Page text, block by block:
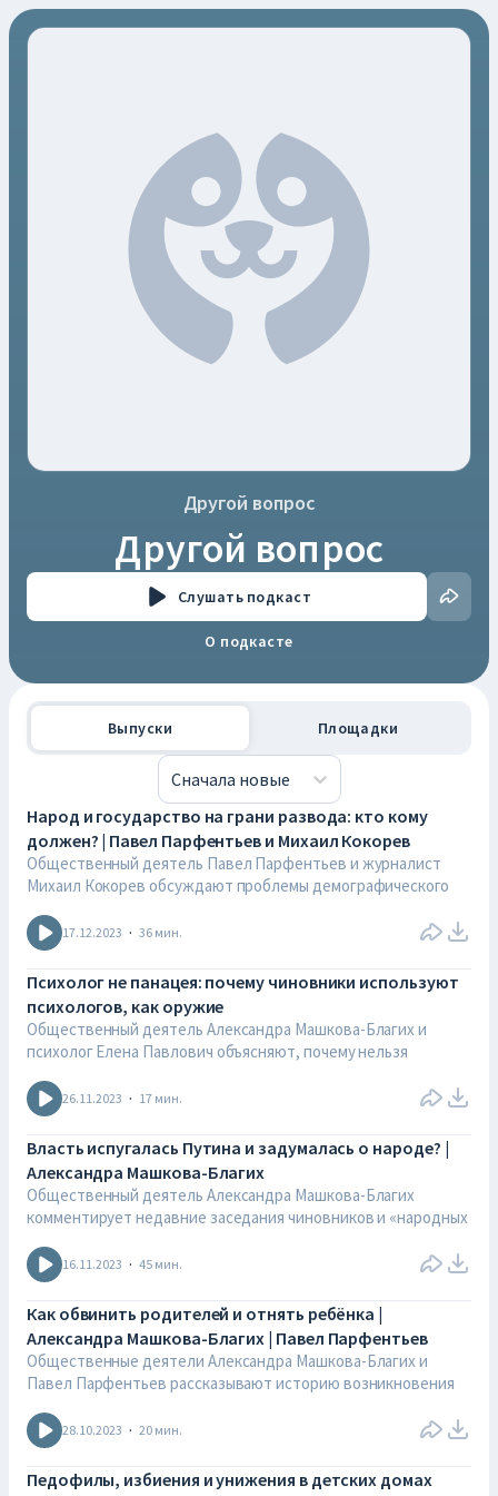
Другой вопрос
Другой вопрос
Слушать подкаст
О подкасте
Выпуски Площадки
Сначала новые
Народ и государство на грани развода: кто кому
должен? | Павел Парфентьев и Михаил Кокорев
Общественный деятель Павел Парфентьев и журналист
Михаил Кокорев обсуждают проблемы демографического
Почему люди в России отказываются заводить большие
семьи и рожать детей? В чем корни претензий россиян к
государству и удастся ли найти общий язык?
Производство студии «Кыпыток» — https://t.me/kypytok
Прослушать подкаст —
https://neradio.online/anotherquestion/
Поддержать проект и студию, которые помогают нам
делать подкаст: 2200 2460 0434 0942 (ВТБ), Руслан С.
17.12.2023 · 36 мин.
Психолог не панацея: почему чиновники используют
психологов, как оружие
Общественный деятель Александра Машкова-Благих и
психолог Елена Павлович объясняют, почему нельзя
семьи?
Поддержать проект: 2200246004340942 (ВТБ), Руслан С.
Производство студии «Кыпыток» — https://t.me/kypytok
26.11.2023 · 17 мин.
Власть испугалась Путина и задумалась о народе? |
Александра Машкова-Благих
Общественный деятель Александра Машкова-Благих
комментирует недавние заседания чиновников и «народных
семейных ценностей.
Как переобуться в воздухе не привлекая внимания
избирателя?
Соведущий: журналист Михаил Кокорев.
16.11.2023 · 45 мин.
Как обвинить родителей и отнять ребёнка |
Александра Машкова-Благих | Павел Парфентьев
Общественные деятели Александра Машкова-Благих и
Павел Парфентьев рассказывают историю возникновения
Вырождение государственных структур, занимающихся
защиты детей, приводит к деградации ценностей
28.10.2023 · 20 мин.
Педофилы, избиения и унижения в детских домах